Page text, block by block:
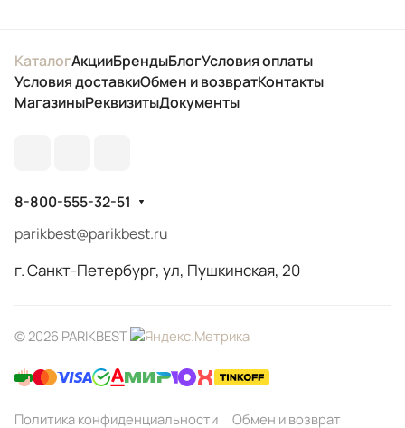
КаталогАкцииБрендыБлогУсловия оплаты
Условия доставкиОбмен и возвратКонтакты
МагазиныРеквизитыДокументы
8-800-555-32-51
parikbest@parikbest.ru
г. Санкт-Петербург, ул, Пушкинская, 20
© 2026 PARIKBEST
Политика конфиденциальности Обмен и возврат